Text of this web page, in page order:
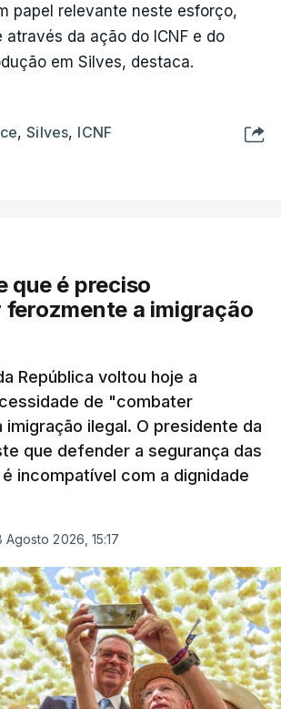
papel relevante neste esforço,
através da ação do ICNF e do
em Silves, destaca.
,Silves, ICNF
que é preciso
a imigração
República voltou hoje a
de "combater
ilegal. O presidente da
que defender a segurança das
incompatível com a dignidade
2026, 15:17